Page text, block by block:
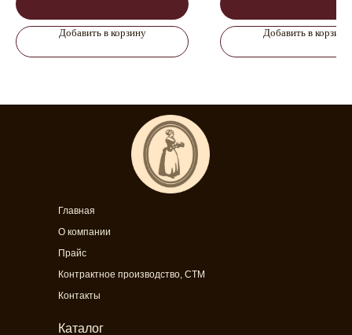
Добавить в корзину Добавить в корзину
Каталог
Прайс
Контрактное производство, СТМ
Контакты
Главная
О компании